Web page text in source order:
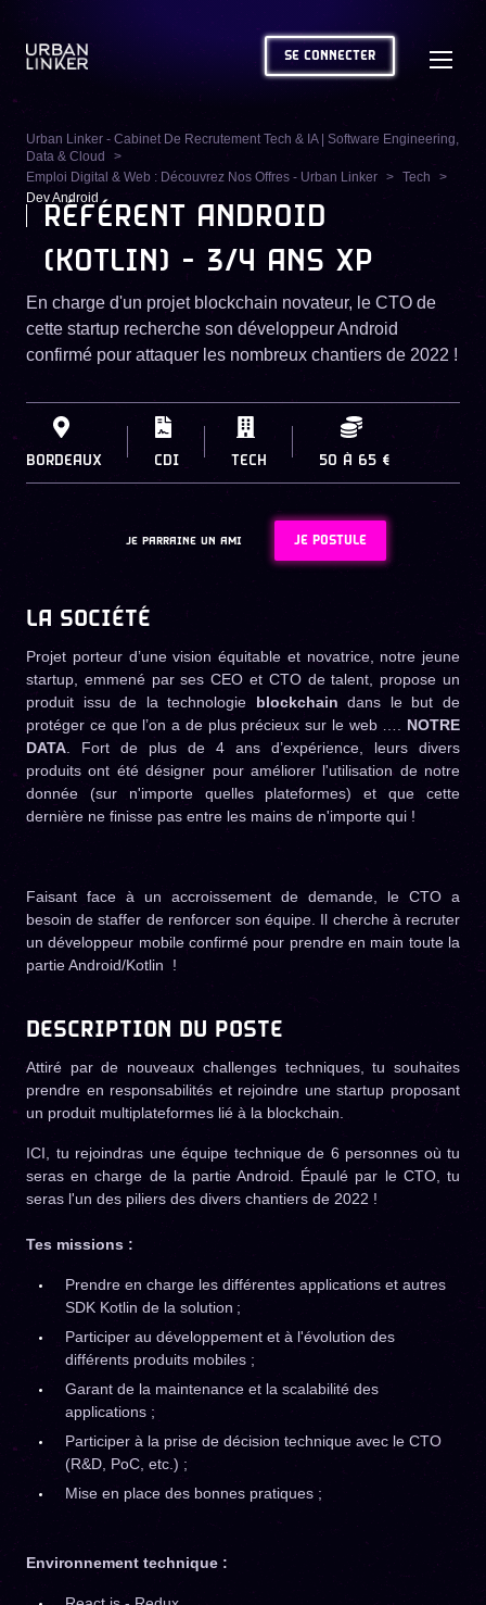
SE CONNECTER
Urban Linker - Cabinet De Recrutement Tech & IA | Software Engineering,
Data & Cloud
Emploi Digital & Web : Découvrez Nos Offres - Urban Linker
Tech
Dev Android
RÉFÉRENT ANDROID
(KOTLIN) - 3/4 ANS XP
En charge d'un projet blockchain novateur, le CTO de
cette startup recherche son développeur Android
confirmé pour attaquer les nombreux chantiers de 2022 !
BORDEAUX CDI TECH 50 À 65 €
JE PARRAINE UN AMI JE POSTULE
LA SOCIÉTÉ
Projet porteur d’une vision équitable et novatrice, notre jeune
startup, emmené par ses CEO et CTO de talent, propose un
produit issu de la technologie blockchain dans le but de
protéger ce que l’on a de plus précieux sur le web …. NOTRE
DATA . Fort de plus de 4 ans d’expérience, leurs divers
produits ont été désigner pour améliorer l'utilisation de notre
donnée (sur n'importe quelles plateformes) et que cette
dernière ne finisse pas entre les mains de n'importe qui !
Faisant face à un accroissement de demande, le CTO a
besoin de staffer de renforcer son équipe. Il cherche à recruter
un développeur mobile confirmé pour prendre en main toute la
partie Android/Kotlin !
DESCRIPTION DU POSTE
Attiré par de nouveaux challenges techniques, tu souhaites
prendre en responsabilités et rejoindre une startup proposant
un produit multiplateformes lié à la blockchain.
ICI, tu rejoindras une équipe technique de 6 personnes où tu
seras en charge de la partie Android. Épaulé par le CTO, tu
seras l'un des piliers des divers chantiers de 2022 !
Tes missions :
Prendre en charge les différentes applications et autres
SDK Kotlin de la solution ;
Participer au développement et à l'évolution des
différents produits mobiles ;
Garant de la maintenance et la scalabilité des
applications ;
Participer à la prise de décision technique avec le CTO
(R&D, PoC, etc.) ;
Mise en place des bonnes pratiques ;
Environnement technique :